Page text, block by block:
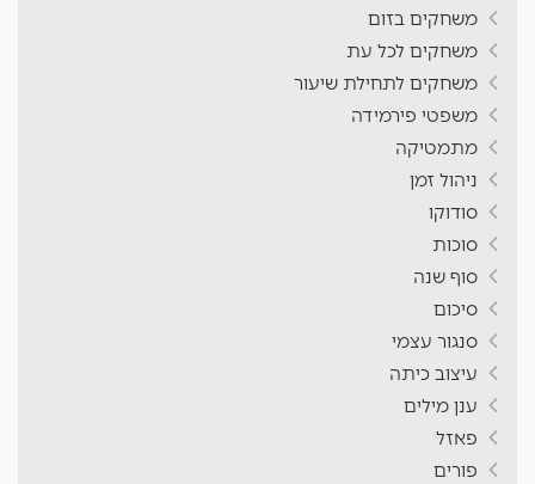
משחקים בזום
משחקים לכל עת
משחקים לתחילת שיעור
משפטי פירמידה
מתמטיקה
ניהול זמן
סודוקו
סוכות
סוף שנה
סיכום
סנגור עצמי
עיצוב כיתה
ענן מילים
פאזל
פורים